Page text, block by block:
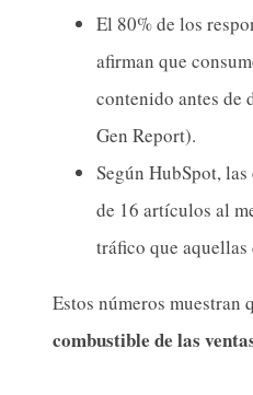
El 80% de los
afirman que
contenido antes de
Gen Report).
Según HubSpot,
de 16 artículos al
tráfico que
Estos números muestran
combustible de las